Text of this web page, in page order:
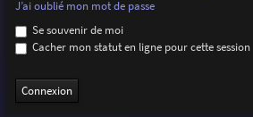
J’ai oublié mon mot de passe
Se souvenir de moi
Cacher mon statut en ligne pour cette session